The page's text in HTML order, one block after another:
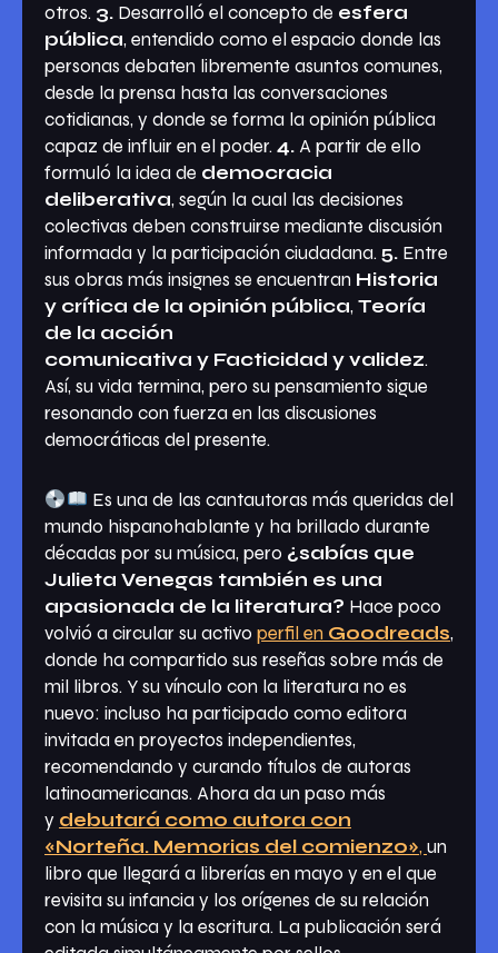
otros. 3. Desarrolló el concepto de esfera
pública, entendido como el espacio donde las
personas debaten libremente asuntos comunes,
desde la prensa hasta las conversaciones
cotidianas, y donde se forma la opinión pública
capaz de influir en el poder. 4. A partir de ello
formuló la idea de democracia
deliberativa, según la cual las decisiones
colectivas deben construirse mediante discusión
informada y la participación ciudadana. 5. Entre
sus obras más insignes se encuentran Historia
y crítica de la opinión pública, Teoría
de la acción
comunicativa y Facticidad y validez.
Así, su vida termina, pero su pensamiento sigue
resonando con fuerza en las discusiones
democráticas del presente.
Es una de las cantautoras más queridas del
mundo hispanohablante y ha brillado durante
décadas por su música, pero ¿sabías que
Julieta Venegas también es una
apasionada de la literatura? Hace poco
volvió a circular su activo perfil en Goodreads,
donde ha compartido sus reseñas sobre más de
mil libros. Y su vínculo con la literatura no es
nuevo: incluso ha participado como editora
invitada en proyectos independientes,
recomendando y curando títulos de autoras
latinoamericanas. Ahora da un paso más
y debutará como autora con
«Norteña. Memorias del comienzo», un
libro que llegará a librerías en mayo y en el que
revisita su infancia y los orígenes de su relación
con la música y la escritura. La publicación será